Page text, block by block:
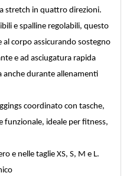
stretch in quattro direzioni.
e spalline regolabili, questo
corpo assicurando sostegno
e ad asciugatura rapida
anche durante allenamenti
coordinato con tasche,
ideale per fitness,
e nelle taglie XS, S, M e L.